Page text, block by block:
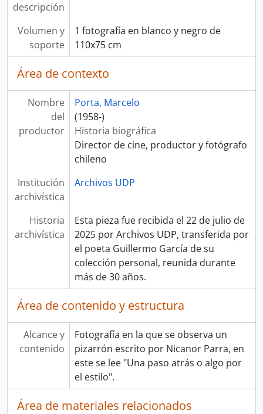
descripción
Volumen y
soporte
1 fotografía en blanco y negro de
110x75 cm
Área de contexto
Nombre
del
productor
Porta, Marcelo
(1958-)
Historia biográfica
Director de cine, productor y fotógrafo
chileno
Institución
archivística
Archivos UDP
Historia
archivística
Esta pieza fue recibida el 22 de julio de
2025 por Archivos UDP, transferida por
el poeta Guillermo García de su
colección personal, reunida durante
más de 30 años.
Área de contenido y estructura
Alcance y
contenido
Fotografía en la que se observa un
pizarrón escrito por Nicanor Parra, en
este se lee "Una paso atrás o algo por
el estilo".
Área de materiales relacionados